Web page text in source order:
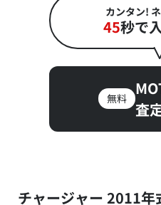
カンタン!
45秒で
無料
査
チャージャー 2011